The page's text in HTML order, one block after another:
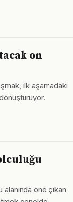
on
ilk aşamadaki
öne çıkan